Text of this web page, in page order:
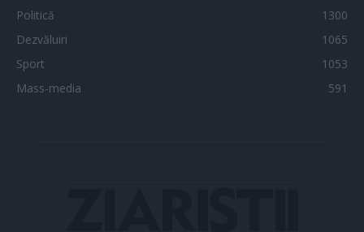
Politică
1300
Dezvăluiri
1065
Sport
1053
Mass-media
591